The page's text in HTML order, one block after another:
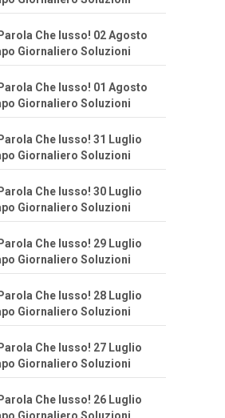
Che lusso! 02 Agosto
Giornaliero Soluzioni
Che lusso! 01 Agosto
Giornaliero Soluzioni
Che lusso! 31 Luglio
Giornaliero Soluzioni
Che lusso! 30 Luglio
Giornaliero Soluzioni
Che lusso! 29 Luglio
Giornaliero Soluzioni
Che lusso! 28 Luglio
Giornaliero Soluzioni
Che lusso! 27 Luglio
Giornaliero Soluzioni
Che lusso! 26 Luglio